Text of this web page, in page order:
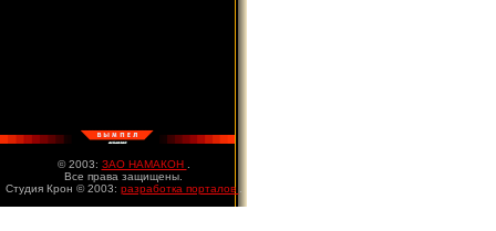
© 2003: ЗАО НАМАКОН
Все права защищены.
Студия Крон © 2003: разработка порталов